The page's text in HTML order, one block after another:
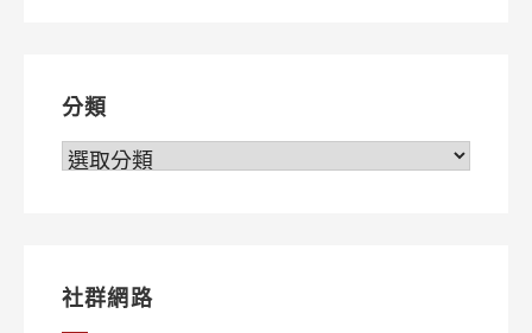
分類
分
社群網路